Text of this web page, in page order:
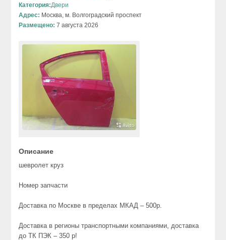
Категория:Двери
Адрес: Москва, м. Волгоградский проспект
Размещено: 7 августа 2026
Описание
шевролет круз
Номер запчасти
Доставка по Москве в пределах МКАД – 500р.
Доставка в регионы транспортными компаниями, доставка
до ТК ПЭК – 350 р!